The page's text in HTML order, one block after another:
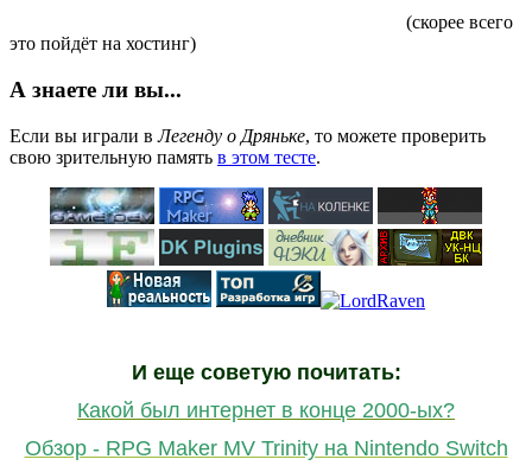
(скорее всего
это пойдёт на хостинг)
А знаете ли вы...
Если вы играли вЛегенду о Дряньке, то можете проверить
свою зрительную память в этом тесте.
И еще советую почитать:
Какой был интернет в конце 2000-ых?
Обзор - RPG Maker MV Trinity на Nintendo Switch